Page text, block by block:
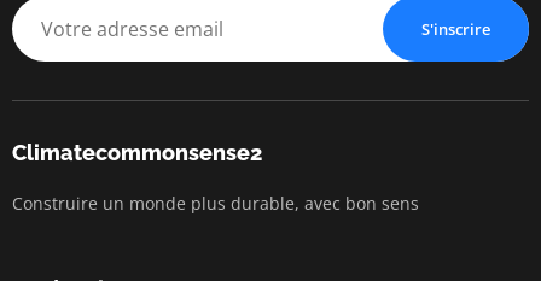
S'inscrire
Climatecommonsense2
Construire un monde plus durable, avec bon sens